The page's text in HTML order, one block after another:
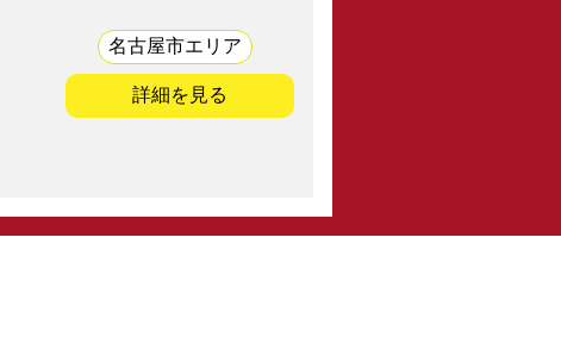
名古屋市エリア
詳細を見る